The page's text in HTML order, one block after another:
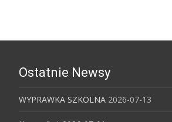
Ostatnie Newsy
WYPRAWKA SZKOLNA 2026-07-13